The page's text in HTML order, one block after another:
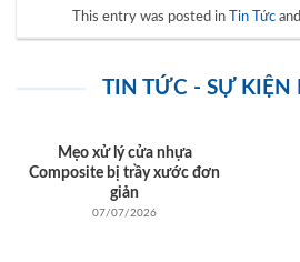
This entry was posted in Tin Tức
TIN TỨC - SỰ
Mẹo xử lý cửa nhựa
Composite bị trầy xước đơn
giản
07/07/2026